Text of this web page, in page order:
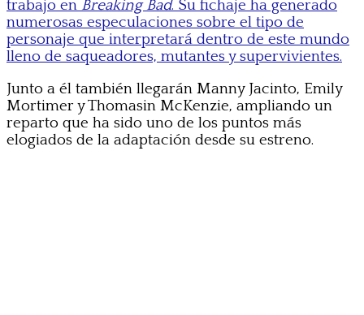
trabajo en Breaking Bad. Su fichaje ha generado
numerosas especulaciones sobre el tipo de
personaje que interpretará dentro de este mundo
lleno de saqueadores, mutantes y supervivientes.
Junto a él también llegarán Manny Jacinto, Emily
Mortimer y Thomasin McKenzie, ampliando un
reparto que ha sido uno de los puntos más
elogiados de la adaptación desde su estreno.